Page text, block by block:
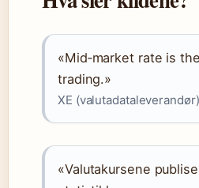
«Mid‑market rate is
trading.»
XE (valutadataleverandør)
«Valutakursene